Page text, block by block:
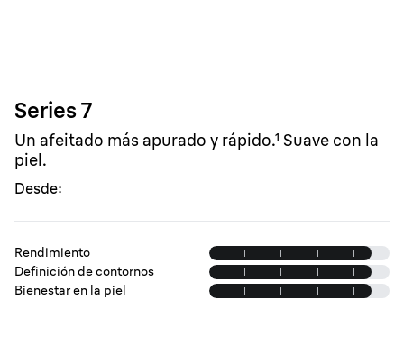
Series 7
Un afeitado más apurado y rápido.¹ Suave con la
piel.
Desde:
Rendimiento
Definición de contornos
Bienestar en la piel